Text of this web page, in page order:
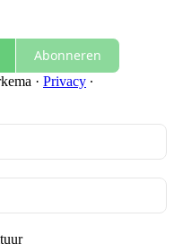
Abonneren
· Privacy ∙